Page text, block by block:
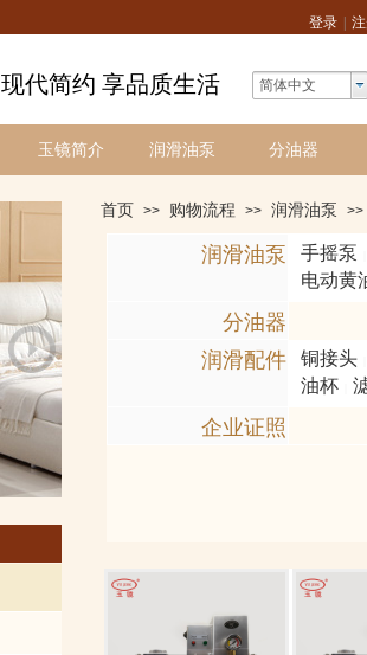
登录
玉镜简介 润滑油泵 分油器
现代简约 享品质生活 简体中文
首页 >> 购物流程 >> 润滑油泵 >>
润滑油泵 手摇泵
电动黄
分油器
润滑配件
铜接头
油杯
企业证照